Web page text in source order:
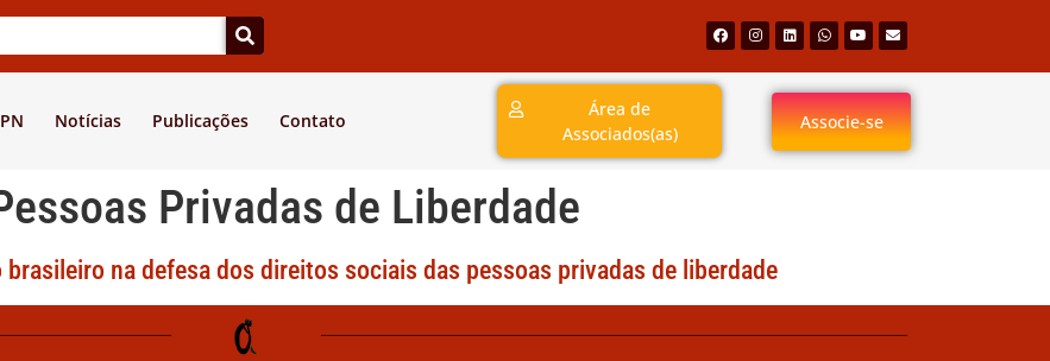
Notícias Publicações Contato
Área de
Associados(as)
Associe-se
Privadas de Liberdade
na defesa dos direitos sociais das pessoas privadas de liberdade